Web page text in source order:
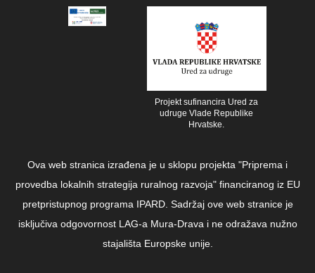
Projekt sufinancira Ured za
udruge Vlade Republike
Hrvatske.
Ova web stranica izrađena je u sklopu projekta "Priprema i
provedba lokalnih strategija ruralnog razvoja" financiranog iz EU
pretpristupnog programa IPARD. Sadržaj ove web stranice je
isključiva odgovornost LAG-a Mura-Drava i ne odražava nužno
stajališta Europske unije.